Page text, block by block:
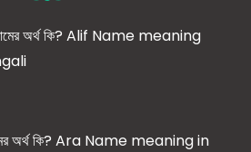
অর্থ কি? Alif Name meaning
অর্থ কি? Ara Name meaning in